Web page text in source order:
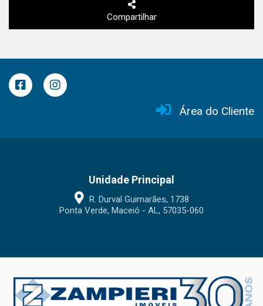
Compartilhar
Área do Cliente
Unidade Principal
R. Durval Guimarães, 1738
Ponta Verde, Maceió - AL, 57035-060